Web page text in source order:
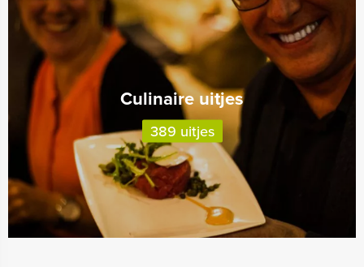
Culinaire uitjes
389 uitjes